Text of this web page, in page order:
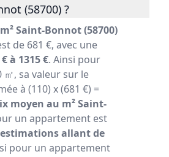
(58700) ?
Saint-Bonnot (58700)
de 681 €, avec une
à 1315 €. Ainsi pour
, sa valeur sur le
à (110) x (681 €) =
moyen au m² Saint-
un appartement est
estimations allant de
pour un appartement